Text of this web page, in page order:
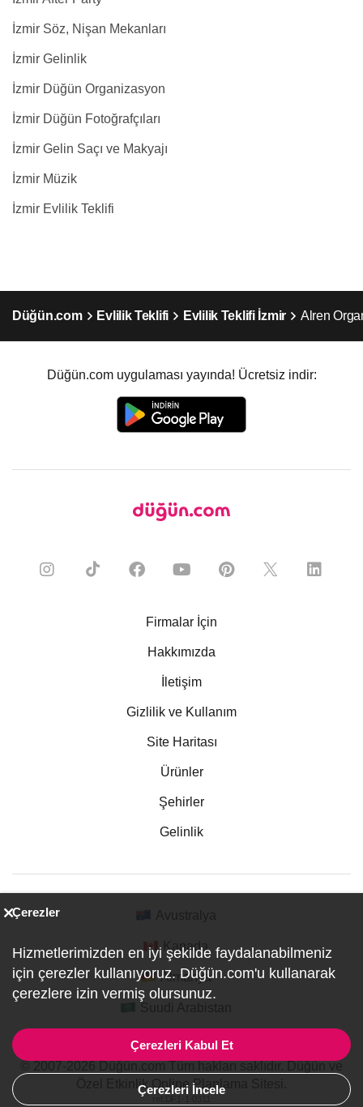
İzmir Söz, Nişan Mekanları
İzmir Gelinlik
İzmir Düğün Organizasyon
İzmir Düğün Fotoğrafçıları
İzmir Gelin Saçı ve Makyajı
İzmir Müzik
İzmir Evlilik Teklifi
Düğün.com Evlilik Teklifi Evlilik Teklifi İzmir Alren
Düğün.com uygulaması yayında! Ücretsiz indir:
Firmalar İçin
Hakkımızda
İletişim
Gizlilik ve Kullanım
Site Haritası
Ürünler
Şehirler
Gelinlik
Kanada
Almanya
Özel Etkinlik Online Planlama Sitesi.
Çerezler
Hizmetlerimizden en iyi şekilde faydalanabilmeniz
için çerezler kullanıyoruz. Düğün.com'u kullanarak
çerezlere izin vermiş olursunuz.
Çerezleri Kabul Et
Çerezleri İncele